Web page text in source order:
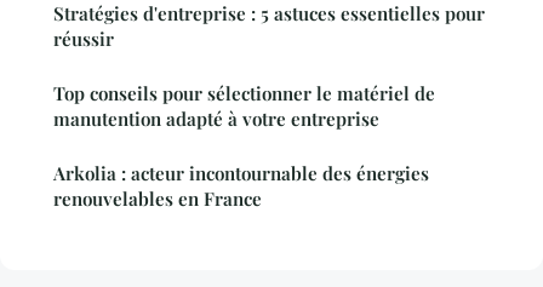
Stratégies d'entreprise : 5 astuces essentielles pour
réussir
Top conseils pour sélectionner le matériel de
manutention adapté à votre entreprise
Arkolia : acteur incontournable des énergies
renouvelables en France